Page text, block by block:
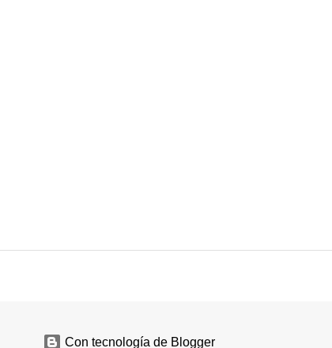
Con tecnología de Blogger